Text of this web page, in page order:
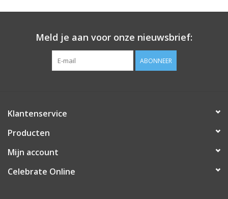
Meld je aan voor onze nieuwsbrief:
ABONNEER
Klantenservice
Producten
Mijn account
Celebrate Online